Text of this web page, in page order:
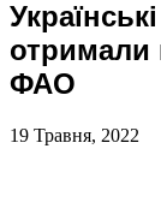
отримали
ФАО
19 Травня, 2022